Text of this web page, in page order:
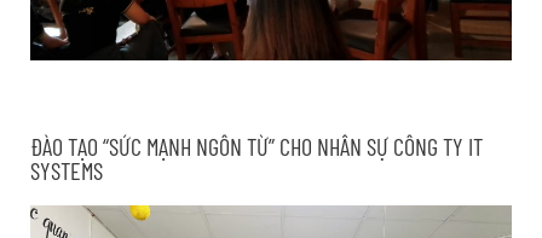
ĐÀO TẠO “SỨC MẠNH NGÔN TỪ” CHO NHÂN SỰ CÔNG TY IT
SYSTEMS